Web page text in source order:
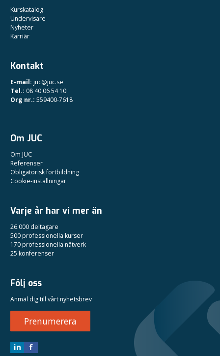
Kurskatalog
Undervisare
Nyheter
Karriär
Kontakt
E-mail: juc@juc.se
Tel.: 08 40 06 54 10
Org nr.: 559400-7618
Om JUC
Om JUC
Referenser
Obligatorisk fortbildning
Cookie-inställningar
Varje år har vi mer än
26.000 deltagare
500 professionella kurser
170 professionella nätverk
25 konferenser
Följ oss
Anmäl dig till vårt nyhetsbrev
Prenumerera
in f